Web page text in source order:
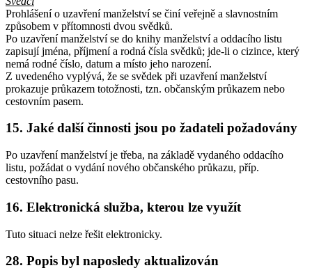
Prohlášení o uzavření manželství se činí veřejně a slavnostním
způsobem v přítomnosti dvou svědků.
Po uzavření manželství se do knihy manželství a oddacího listu
zapisují jména, příjmení a rodná čísla svědků; jde-li o cizince, který
nemá rodné číslo, datum a místo jeho narození.
Z uvedeného vyplývá, že se svědek při uzavření manželství
prokazuje průkazem totožnosti, tzn. občanským průkazem nebo
cestovním pasem.
15. Jaké další činnosti jsou po žadateli požadovány
Po uzavření manželství je třeba, na základě vydaného oddacího
listu, požádat o vydání nového občanského průkazu, příp.
cestovního pasu.
16. Elektronická služba, kterou lze využít
Tuto situaci nelze řešit elektronicky.
28. Popis byl naposledy aktualizován